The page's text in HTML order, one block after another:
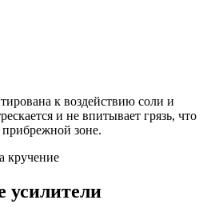
к воздействию соли и
и не впитывает грязь, что
прибрежной зоне.
кручение
усилители